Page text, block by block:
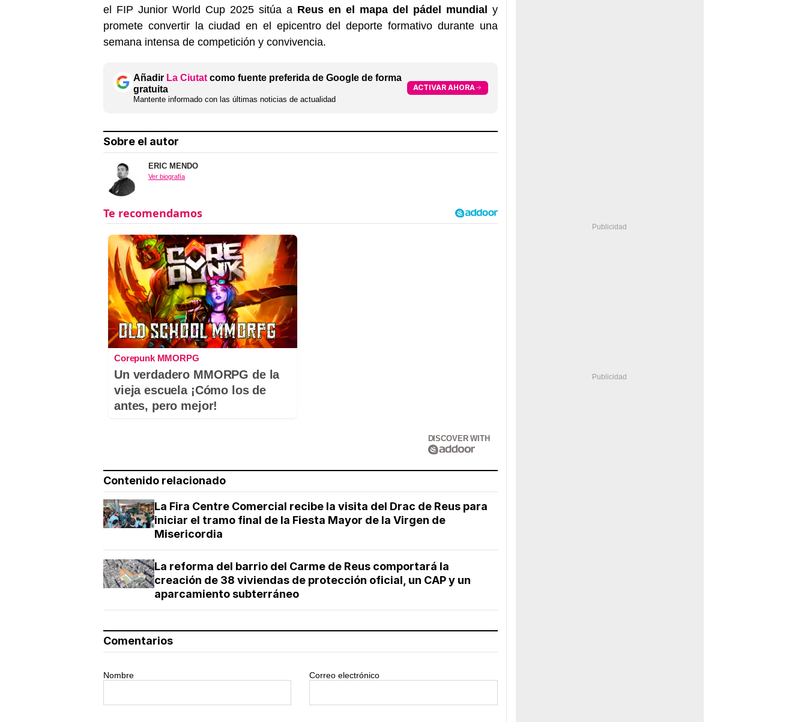
el FIP Junior World Cup 2025 sitúa a Reus en el mapa del pádel mundial y
promete convertir la ciudad en el epicentro del deporte formativo durante una
semana intensa de competición y convivencia.
Añadir La Ciutat como fuente preferida de Google de forma
gratuita
Mantente informado con las últimas noticias de actualidad
ACTIVAR AHORA
Sobre el autor
ERIC MENDO
Ver biografía
Corepunk MMORPG
Un verdadero MMORPG de la
vieja escuela ¡Cómo los de
antes, pero mejor!
DISCOVER WITH
Contenido relacionado
La Fira Centre Comercial recibe la visita del Drac de Reus para
iniciar el tramo final de la Fiesta Mayor de la Virgen de
Misericordia
La reforma del barrio del Carme de Reus comportará la
creación de 38 viviendas de protección oficial, un CAP y un
aparcamiento subterráneo
Comentarios
Nombre Correo electrónico